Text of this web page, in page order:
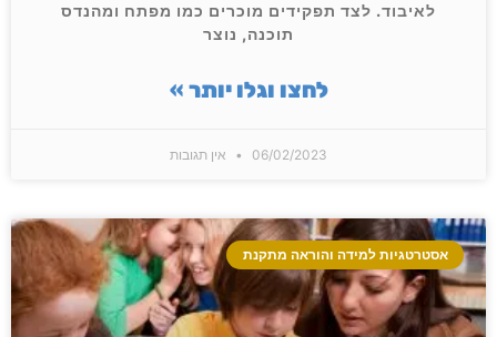
לאיבוד. לצד תפקידים מוכרים כמו מפתח ומהנדס
תוכנה, נוצר
לחצו וגלו יותר »
06/02/2023 אין תגובות
אסטרטגיות למידה והוראה מתקנת